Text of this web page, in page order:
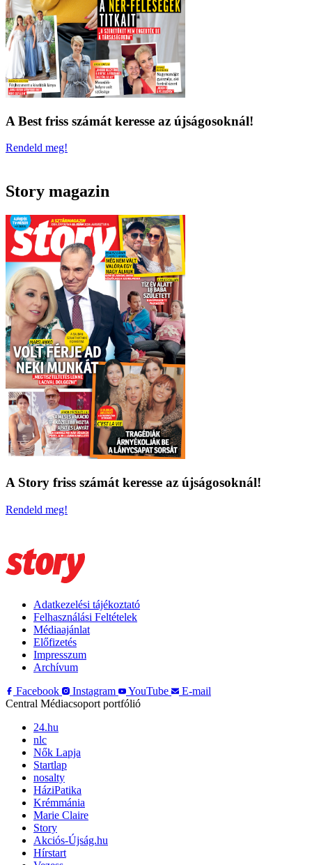
A Best friss számát keresse az újságosoknál!
Rendeld meg!
Story magazin
A Story friss számát keresse az újságosoknál!
Rendeld meg!
Adatkezelési tájékoztató
Felhasználási Feltételek
Médiaajánlat
Előfizetés
Impresszum
Archívum
Facebook
Instagram YouTube
E-mail
Central Médiacsoport portfólió
24.hu
nlc
Nők Lapja
Startlap
nosalty
HáziPatika
Krémmánia
Marie Claire
Story
Akciós-Újság.hu
Hírstart